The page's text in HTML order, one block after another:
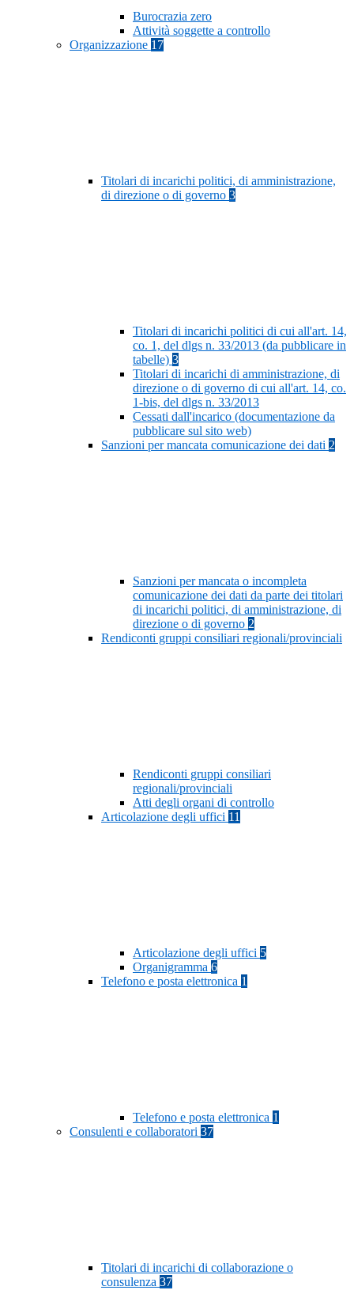
Burocrazia zero
Attività soggette a controllo
Organizzazione 17
Titolari di incarichi politici, di amministrazione,
di direzione o di governo 3
Titolari di incarichi politici di cui all'art. 14,
co. 1, del dlgs n. 33/2013 (da pubblicare in
tabelle) 3
Titolari di incarichi di amministrazione, di
direzione o di governo di cui all'art. 14, co.
1-bis, del dlgs n. 33/2013
Cessati dall'incarico (documentazione da
pubblicare sul sito web)
Sanzioni per mancata comunicazione dei dati 2
Sanzioni per mancata o incompleta
comunicazione dei dati da parte dei titolari
di incarichi politici, di amministrazione, di
direzione o di governo 2
Rendiconti gruppi consiliari regionali/provinciali
Rendiconti gruppi consiliari
regionali/provinciali
Atti degli organi di controllo
Articolazione degli uffici 11
Articolazione degli uffici 5
Organigramma 6
Telefono e posta elettronica 1
Telefono e posta elettronica 1
Consulenti e collaboratori 37
Titolari di incarichi di collaborazione o
consulenza 37